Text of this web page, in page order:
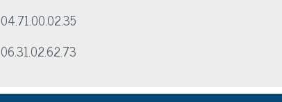
04.71.00.02.35
06.31.02.62.73